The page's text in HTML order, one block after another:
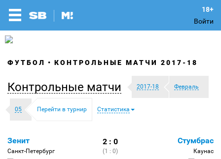
Войти
ФУТБОЛ КОНТРОЛЬНЫЕ МАТЧИ 2017-18
Контрольные матчи 2017-18 Февраль
05 Перейти в турнир Статистика
Зенит
Санкт-Петербург
2 : 0
(1 : 0)
Стумбрас
Каунас